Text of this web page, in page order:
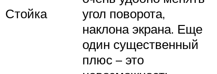
Стойка
угол поворота,
наклона экрана. Еще
один существенный
плюс – это